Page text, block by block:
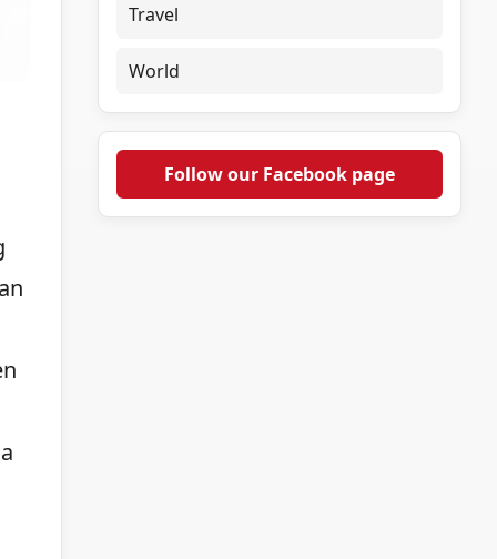
Travel
World
Follow our Facebook page